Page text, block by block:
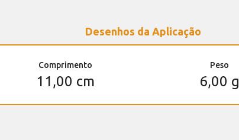
Desenhos da Aplicação
Comprimento
11,00 cm
Peso
6,00 g